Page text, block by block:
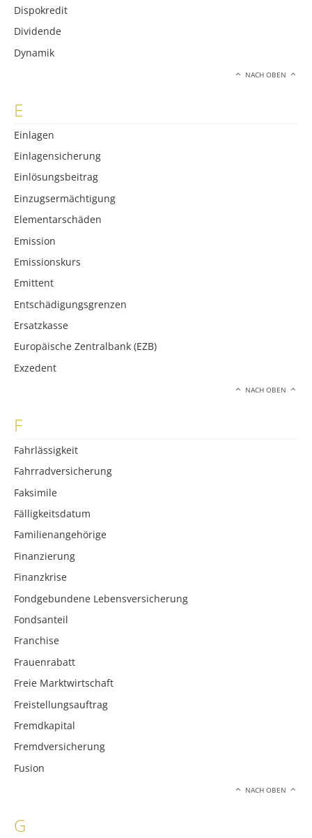
Dispokredit
Dividende
Dynamik
NACH OBEN
E
Einlagen
Einlagensicherung
Einlösungsbeitrag
Einzugsermächtigung
Elementarschäden
Emission
Emissionskurs
Emittent
Entschädigungsgrenzen
Ersatzkasse
Europäische Zentralbank (EZB)
Exzedent
NACH OBEN
F
Fahrlässigkeit
Fahrradversicherung
Faksimile
Fälligkeitsdatum
Familienangehörige
Finanzierung
Finanzkrise
Fondgebundene Lebensversicherung
Fondsanteil
Franchise
Frauenrabatt
Freie Marktwirtschaft
Freistellungsauftrag
Fremdkapital
Fremdversicherung
Fusion
NACH OBEN
G